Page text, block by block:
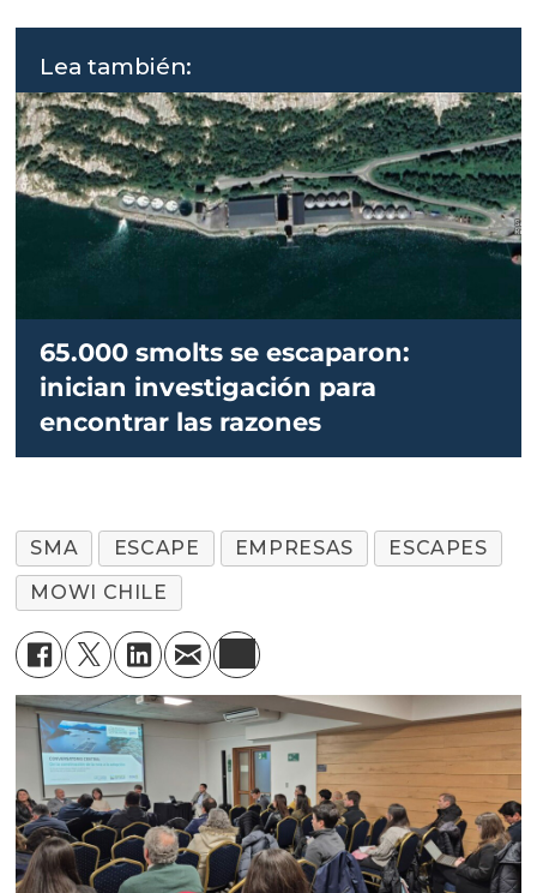
Lea también:
65.000 smolts se escaparon:
inician investigación para
encontrar las razones
SMA ESCAPE EMPRESAS
ESCAPES
MOWI CHILE